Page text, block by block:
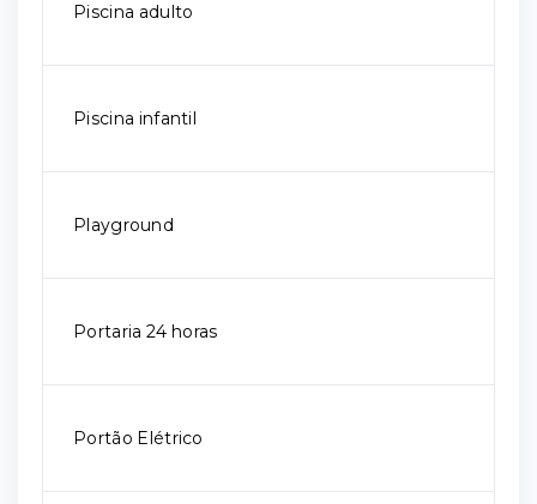
Piscina adulto
Piscina infantil
Playground
Portaria 24 horas
Portão Elétrico